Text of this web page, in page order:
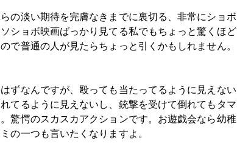
の淡い期待を完膚なきまでに裏切る、非常にショボ
ショボ映画ばっかり見てる私でもちょっと驚くほど
で普通の人が見たらちょっと引くかもしれません。
ずなんですが、殴っても当たってるように見えない
てるように見えないし、銃撃を受けて倒れてもタマ
驚愕のスカスカアクションです。お遊戯会なら幼稚
の一つも言いたくなりますよ。